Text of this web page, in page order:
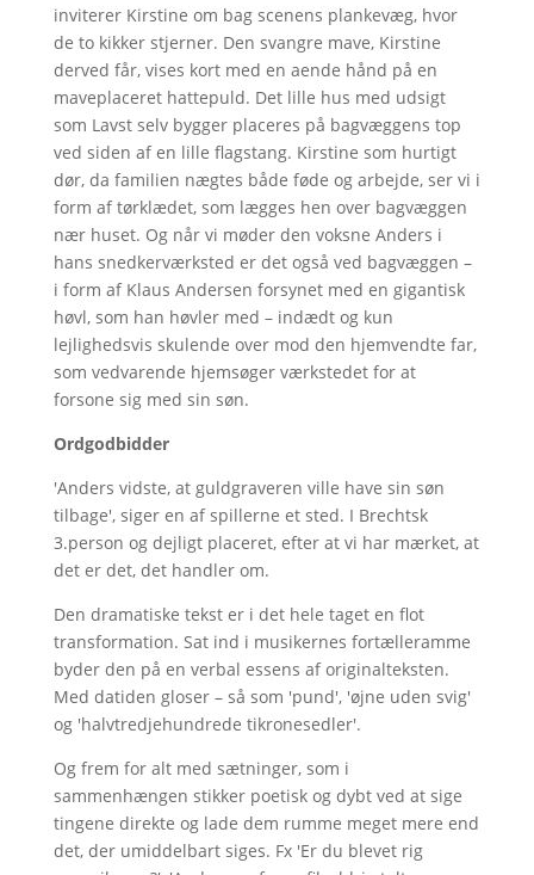
inviterer Kirstine om bag scenens plankevæg, hvor
de to kikker stjerner. Den svangre mave, Kirstine
derved får, vises kort med en aende hånd på en
maveplaceret hattepuld. Det lille hus med udsigt
som Lavst selv bygger placeres på bagvæggens top
ved siden af en lille flagstang. Kirstine som hurtigt
dør, da familien nægtes både føde og arbejde, ser vi i
form af tørklædet, som lægges hen over bagvæggen
nær huset. Og når vi møder den voksne Anders i
hans snedkerværksted er det også ved bagvæggen –
i form af Klaus Andersen forsynet med en gigantisk
høvl, som han høvler med – indædt og kun
lejlighedsvis skulende over mod den hjemvendte far,
som vedvarende hjemsøger værkstedet for at
forsone sig med sin søn.
Ordgodbidder
'Anders vidste, at guldgraveren ville have sin søn
tilbage', siger en af spillerne et sted. I Brechtsk
3.person og dejligt placeret, efter at vi har mærket, at
det er det, det handler om.
Den dramatiske tekst er i det hele taget en flot
transformation. Sat ind i musikernes fortælleramme
byder den på en verbal essens af originalteksten.
Med datiden gloser – så som 'pund', 'øjne uden svig'
og 'halvtredjehundrede tikronesedler'.
Og frem for alt med sætninger, som i
sammenhængen stikker poetisk og dybt ved at sige
tingene direkte og lade dem rumme meget mere end
det, der umiddelbart siges. Fx 'Er du blevet rig